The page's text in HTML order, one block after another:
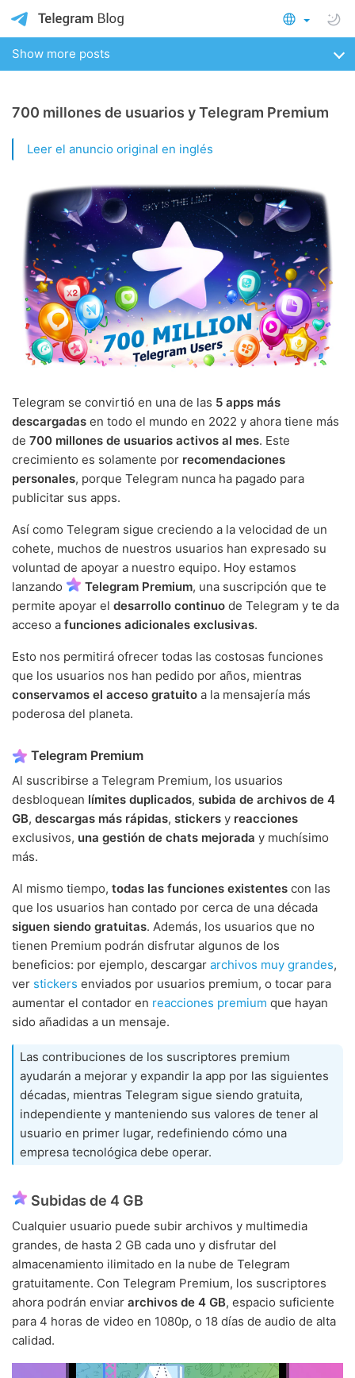
Show more posts
700 millones de usuarios y Telegram Premium
Leer el anuncio original en inglés
Telegram se convirtió en una de las 5 apps más
descargadas en todo el mundo en 2022 y ahora tiene más
de 700 millones de usuarios activos al mes. Este
crecimiento es solamente por recomendaciones
personales, porque Telegram nunca ha pagado para
publicitar sus apps.
Así como Telegram sigue creciendo a la velocidad de un
cohete, muchos de nuestros usuarios han expresado su
voluntad de apoyar a nuestro equipo. Hoy estamos
lanzando
Telegram Premium, una suscripción que te
permite apoyar el desarrollo continuo de Telegram y te da
acceso a funciones adicionales exclusivas.
Esto nos permitirá ofrecer todas las costosas funciones
que los usuarios nos han pedido por años, mientras
conservamos el acceso gratuito a la mensajería más
poderosa del planeta.
Telegram Premium
Al suscribirse a Telegram Premium, los usuarios
desbloquean límites duplicados, subida de archivos de 4
GB, descargas más rápidas, stickers y reacciones
exclusivos, una gestión de chats mejorada y muchísimo
más.
Al mismo tiempo, todas las funciones existentes con las
que los usuarios han contado por cerca de una década
siguen siendo gratuitas. Además, los usuarios que no
tienen Premium podrán disfrutar algunos de los
beneficios: por ejemplo, descargar archivos muy grandes,
ver stickers enviados por usuarios premium, o tocar para
aumentar el contador en reacciones premium que hayan
sido añadidas a un mensaje.
Las contribuciones de los suscriptores premium
ayudarán a mejorar y expandir la app por las siguientes
décadas, mientras Telegram sigue siendo gratuita,
independiente y manteniendo sus valores de tener al
usuario en primer lugar, redefiniendo cómo una
empresa tecnológica debe operar.
Subidas de 4 GB
Cualquier usuario puede subir archivos y multimedia
grandes, de hasta 2 GB cada uno y disfrutar del
almacenamiento ilimitado en la nube de Telegram
gratuitamente. Con Telegram Premium, los suscriptores
ahora podrán enviar archivos de 4 GB, espacio suficiente
para 4 horas de video en 1080p, o 18 días de audio de alta
calidad.